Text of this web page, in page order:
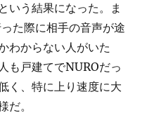
いう結果になった。ま
た際に相手の音声が途
わからない人がいた
も戸建てでNUROだっ
く、特に上り速度に大
だ。